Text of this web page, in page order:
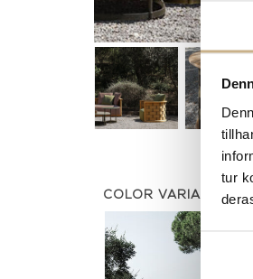
tur
COLOR VARIANTS